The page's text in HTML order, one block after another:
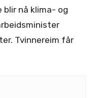
blir nå klima- og
Tvinnereim får